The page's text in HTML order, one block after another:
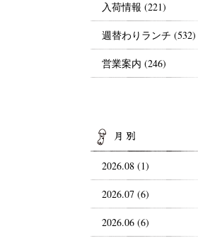
入荷情報 (221)
週替わりランチ (532)
営業案内 (246)
2026.08 (1)
2026.07 (6)
2026.06 (6)